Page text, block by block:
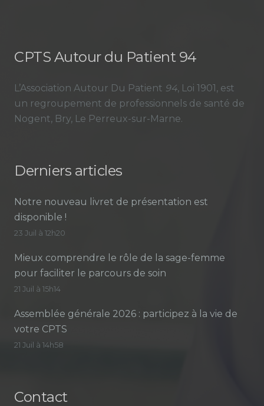
CPTS Autour du Patient 94
L’Association Autour Du Patient 94, Loi 1901, est
un regroupement de professionnels de santé de
Nogent, Bry, Le Perreux-sur-Marne.
Derniers articles
Notre nouveau livret de présentation est
disponible !
23 Juil à 12h20
Mieux comprendre le rôle de la sage-femme
pour faciliter le parcours de soin
21 Juil à 15h14
Assemblée générale 2026 : participez à la vie de
votre CPTS
21 Juil à 14h58
Contact